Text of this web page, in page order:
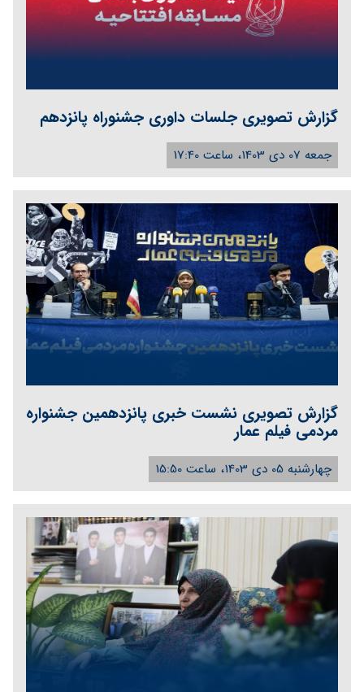
گزارش تصویری جلسات داوری جشنوراه پانزدهم
جمعه 07 دی 1403، ساعت 17:40
گزارش تصویری نشست خبری پانزدهمین جشنواره
مردمی فیلم عمار
چهارشنبه 05 دی 1403، ساعت 15:50